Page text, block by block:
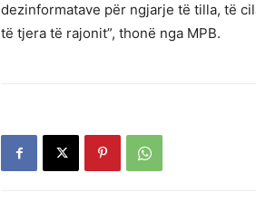
dezinformatave për ngjarje të tilla, të
të tjera të rajonit”, thonë nga MPB.